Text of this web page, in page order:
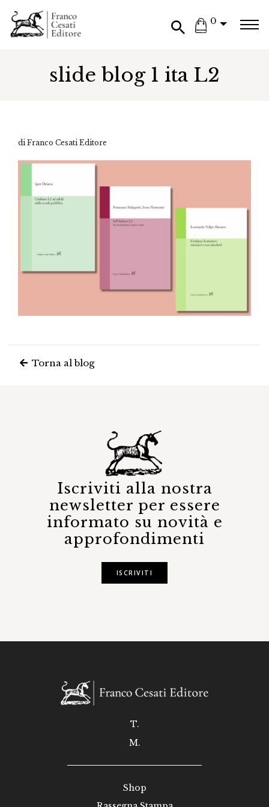
0
slide blog 1 ita L2
di Franco Cesati Editore
Torna al blog
Iscriviti alla nostra
newsletter per essere
informato su novità e
approfondimenti
ISCRIVITI
T.
M.
Shop